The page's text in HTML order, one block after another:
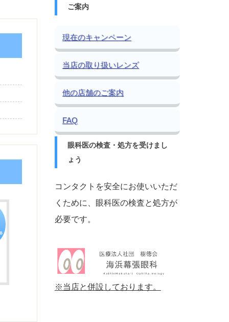
ご案内
現在のキャンペーン
当店の取り扱いレンズ
他の店舗のご案内
FAQ
眼科医の検査・処方を受けまし
ょう
コンタクトを安全にお使いいただ
くために、眼科医の検査と処方が
必要です。
※当店と併設しております。